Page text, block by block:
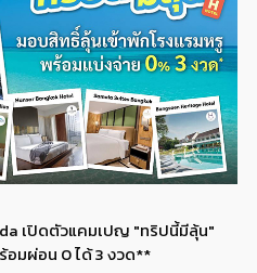
เปิดตัวแคมเปญ "ทริปนี้มีลุ้น"
อมผ่อน 0 ได้ 3 งวด**